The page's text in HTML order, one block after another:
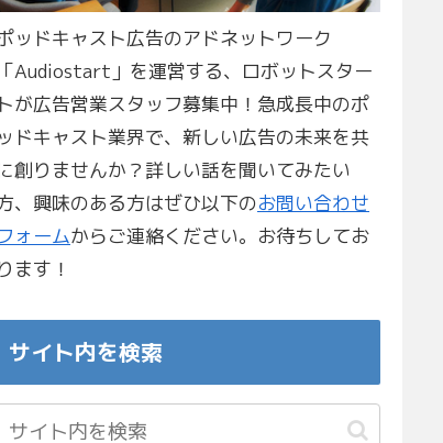
ッドキャスト広告のアドネットワーク
「Audiostart」を運営する、ロボットスター
トが広告営業スタッフ募集中！急成長中のポ
ッドキャスト業界で、新しい広告の未来を共
創りませんか？詳しい話を聞いてみたい
、興味のある方はぜひ以下のお問い合わせ
ォームからご連絡ください。お待ちしてお
ります！
サイト内を検索